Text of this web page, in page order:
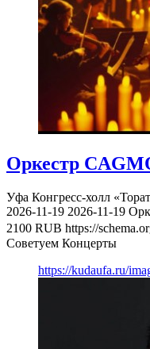
Оркестр
Уфа Конгресс-холл
2026-11-19 2026-11-19
2100 RUB https://
Советуем Концерты
https://kudaufa.ru/